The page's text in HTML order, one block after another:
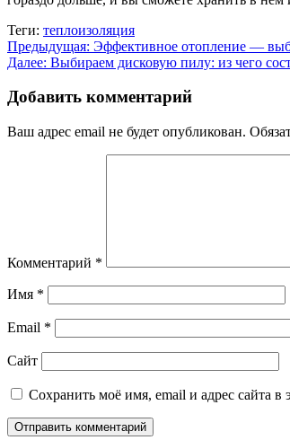
Теги: теплоизоляция
Навигация
по
записям
Предыдущая: Эффективное отопление —
Далее: Выбираем дисковую пилу: из чего
Добавить комментарий
Ваш адрес email не будет опубликован.
Комментарий *
Имя *
Email *
Сайт
Сохранить моё имя, email и адрес сайта